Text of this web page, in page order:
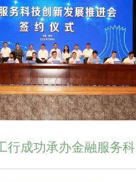
行成功承办金融服务科